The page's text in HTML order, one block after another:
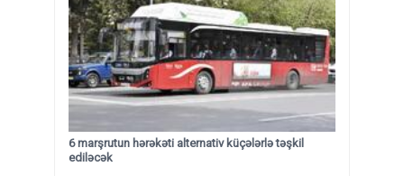
6 marşrutun hərəkəti alternativ küçələrlə təşkil
ediləcək